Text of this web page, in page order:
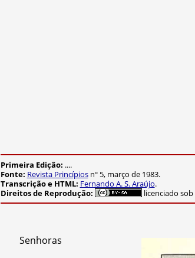
Primeira Edição: ....
Fonte: Revista Princípiosnº 5, março de 1983.
Transcrição e HTML: Fernando A. S. Araújo.
Direitos de Reprodução:
licenciado
Senhoras